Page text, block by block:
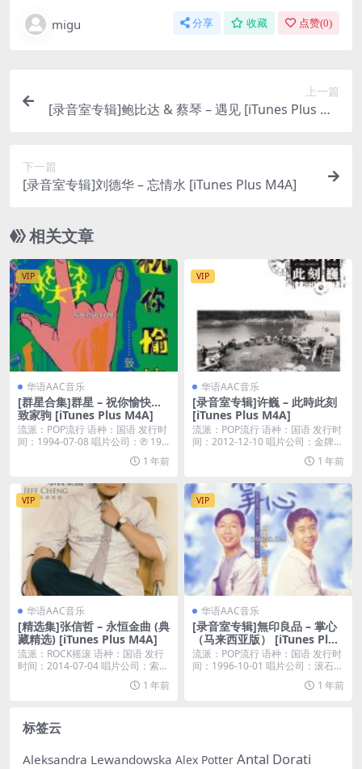
migu 分享 收藏 点赞(0)
上一篇
[录音室专辑]鲍比达 & 蔡琴 – 遇见 [iTunes Plus M4
下一篇
[录音室专辑]刘德华 – 忘情水 [iTunes Plus M4A]
相关文章
VIP
华语AAC音乐
[群星合集]群星 – 祝你愉快…
致家驹 [iTunes Plus M4A]
流派：POP流行 语种：国语 发行时
间：1994-07-08 唱片公司：℗ 19...
1 年前
VIP
华语AAC音乐
[录音室专辑]许巍 – 此時此刻
[iTunes Plus M4A]
流派：POP流行 语种：国语 发行时
间：2012-12-10 唱片公司：金牌大
1 年前
VIP
华语AAC音乐
[精选集]张信哲 – 永恒金曲 (典
藏精选) [iTunes Plus M4A]
流派：ROCK摇滚 语种：国语 发行
时间：2014-07-04 唱片公司：索尼
1 年前
VIP
华语AAC音乐
[录音室专辑]無印良品 – 掌心
（马来西亚版） [iTunes Plus
M4A]
流派：POP流行 语种：国语 发行时
间：1996-10-01 唱片公司：滚石唱
1 年前
标签云
Aleksandra Lewandowska Alex Potter Antal Dorati